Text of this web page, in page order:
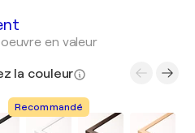
en valeur
la couleur
Recommandé